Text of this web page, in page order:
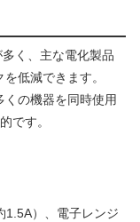
く、主な電化製品
低減できます。
の機器を同時使用
です。
1.5A）、電子レンジ